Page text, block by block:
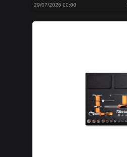
29/07/2026 00:00